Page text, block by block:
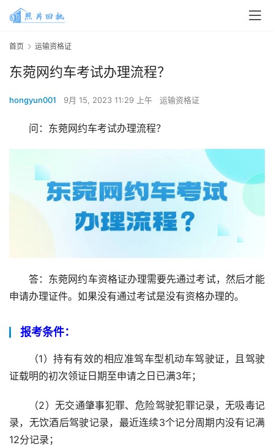
首页 运输资格证
东菀网约车考试办理流程？
hongyun001 9月 15, 2023 11:29 上午 运输资格证
问：东菀网约车考试办理流程？
答：东菀网约车资格证办理需要先通过考试，然后才能
申请办理证件。如果没有通过考试是没有资格办理的。
报考条件：
（1）持有有效的相应准驾车型机动车驾驶证，且驾驶
证载明的初次领证日期至申请之日已满3年；
（2）无交通肇事犯罪、危险驾驶犯罪记录，无吸毒记
录，无饮酒后驾驶记录，最近连续3个记分周期内没有记满
12分记录；